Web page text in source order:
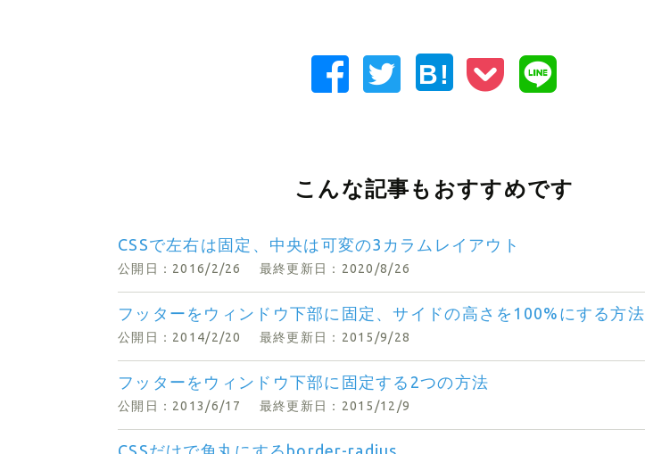
B!
こんな記事もおすすめです
CSSで左右は固定、中央は可変の3カラムレイアウト
公開日：2016/2/26 最終更新日：2020/8/26
フッターをウィンドウ下部に固定、サイドの高さを100%にする方法
公開日：2014/2/20 最終更新日：2015/9/28
フッターをウィンドウ下部に固定する2つの方法
公開日：2013/6/17 最終更新日：2015/12/9
CSSだけで角丸にするborder-radius